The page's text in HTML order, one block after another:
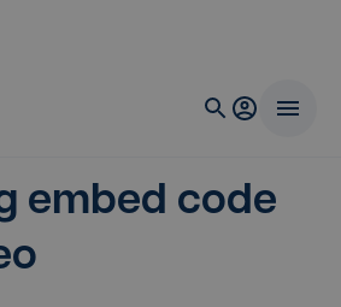
embed code